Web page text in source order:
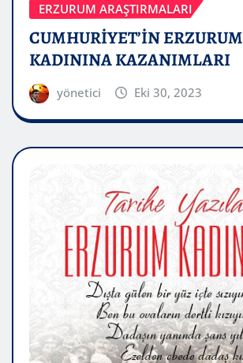
ERZURUM ARAŞTIRMALARI
CUMHURİYET’İN ERZURUM
KADININA KAZANIMLARI
yönetici Eki 30, 2023